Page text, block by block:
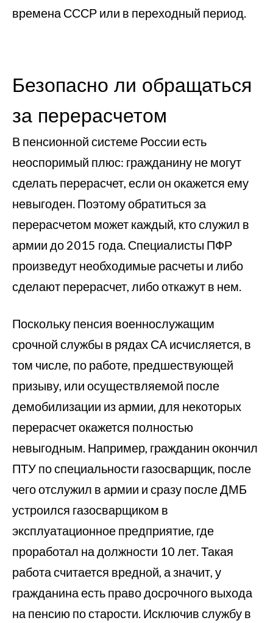
времена СССР или в переходный период.
Безопасно ли обращаться
за перерасчетом
В пенсионной системе России есть
неоспоримый плюс: гражданину не могут
сделать перерасчет, если он окажется ему
невыгоден. Поэтому обратиться за
перерасчетом может каждый, кто служил в
армии до 2015 года. Специалисты ПФР
произведут необходимые расчеты и либо
сделают перерасчет, либо откажут в нем.
Поскольку пенсия военнослужащим
срочной службы в рядах СА исчисляется, в
том числе, по работе, предшествующей
призыву, или осуществляемой после
демобилизации из армии, для некоторых
перерасчет окажется полностью
невыгодным. Например, гражданин окончил
ПТУ по специальности газосварщик, после
чего отслужил в армии и сразу после ДМБ
устроился газосварщиком в
эксплуатационное предприятие, где
проработал на должности 10 лет. Такая
работа считается вредной, а значит, у
гражданина есть право досрочного выхода
на пенсию по старости. Исключив службу в